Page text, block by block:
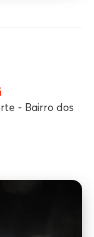
- Bairro dos